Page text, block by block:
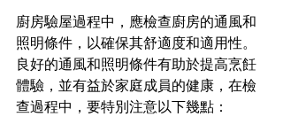
廚房驗屋過程中，應檢查廚房的通風和
照明條件，以確保其舒適度和適用性。
良好的通風和照明條件有助於提高烹飪
體驗，並有益於家庭成員的健康，在檢
查過程中，要特別注意以下幾點：